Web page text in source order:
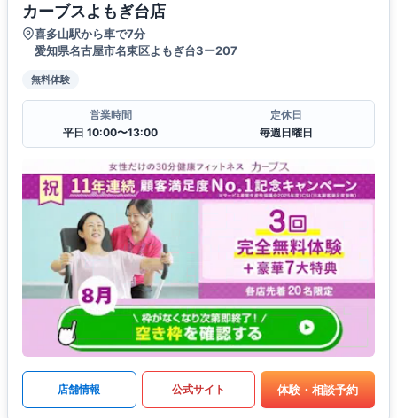
カーブスよもぎ台店
喜多山駅から車で7分
愛知県名古屋市名東区よもぎ台3ー207
無料体験
営業時間
平日 10:00〜13:00
定休日
毎週日曜日
店舗情報 公式サイト 体験・相談予約